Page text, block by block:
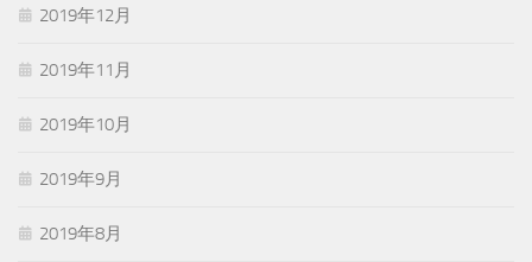
2019年12月
2019年11月
2019年10月
2019年9月
2019年8月